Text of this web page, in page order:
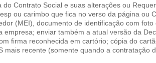
do Contrato Social e suas alterações ou
ou carimbo que fica no verso da página ou
(MEI), documento de identificação com foto
empresa; enviar também a atual versão da
firma reconhecida em cartório; cópia do
mais recente (somente quando a contratação